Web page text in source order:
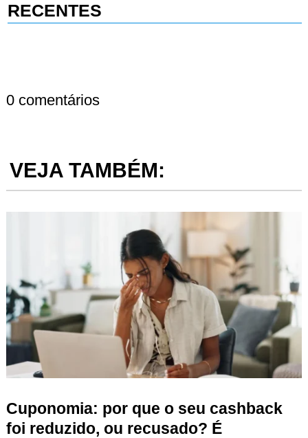
RECENTES
0 comentários
VEJA TAMBÉM:
Cuponomia: por que o seu cashback
foi reduzido, ou recusado? É